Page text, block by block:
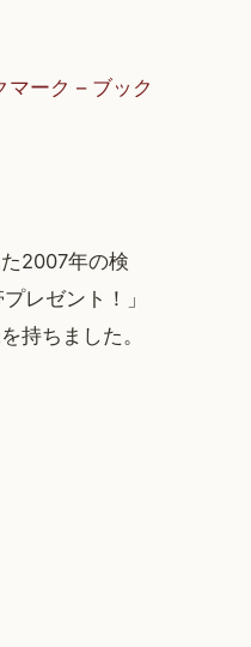
マーク – ブック
2007年の検
レゼント！」
持ちました。